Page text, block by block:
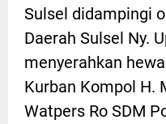
Sulsel didampingi
Daerah Sulsel Ny.
menyerahkan
Kurban Kompol H.
Watpers Ro SDM